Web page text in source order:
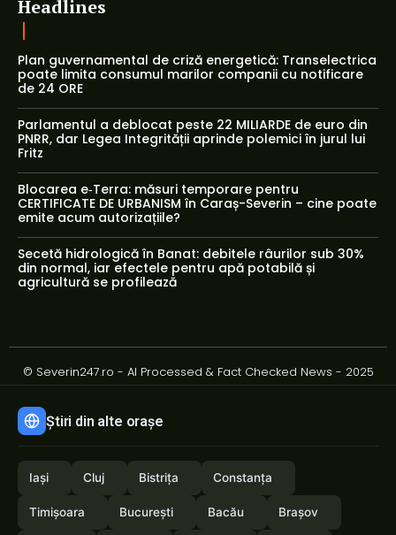
Headlines
Plan guvernamental de criză energetică: Transelectrica
poate limita consumul marilor companii cu notificare
de 24 ORE
Parlamentul a deblocat peste 22 MILIARDE de euro din
PNRR, dar Legea Integrității aprinde polemici în jurul lui
Fritz
Blocarea e‑Terra: măsuri temporare pentru
CERTIFICATE DE URBANISM în Caraș-Severin – cine poate
emite acum autorizațiile?
Secetă hidrologică în Banat: debitele râurilor sub 30%
din normal, iar efectele pentru apă potabilă și
agricultură se profilează
© Severin247.ro - AI Processed & Fact Checked News - 2025
Știri din alte orașe
Iași Cluj Bistrița Constanța
Timișoara București Bacău Brașov